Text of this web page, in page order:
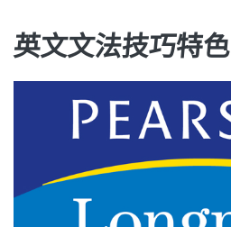
情境閱讀
英文寫作
Cengage TED Talks
CNN聽力強化
外語即時通
兒童美語
企業訓練
數位學習教材
英文文法技巧特色